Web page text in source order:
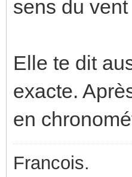
sens du
Elle te dit
exacte.
en
Francois.